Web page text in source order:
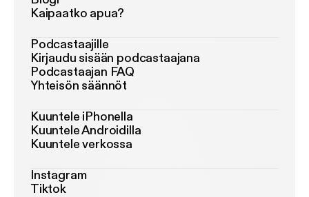
Kaipaatko apua?
Podcastaajille
Kirjaudu sisään podcastaajana
Podcastaajan FAQ
Yhteisön säännöt
Kuuntele iPhonella
Kuuntele Androidilla
Kuuntele verkossa
Instagram
Tiktok